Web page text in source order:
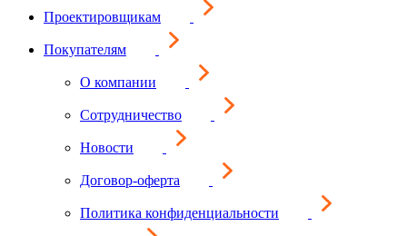
Проектировщикам
Покупателям
О компании
Сотрудничество
Новости
Договор-оферта
Политика конфиденциальности